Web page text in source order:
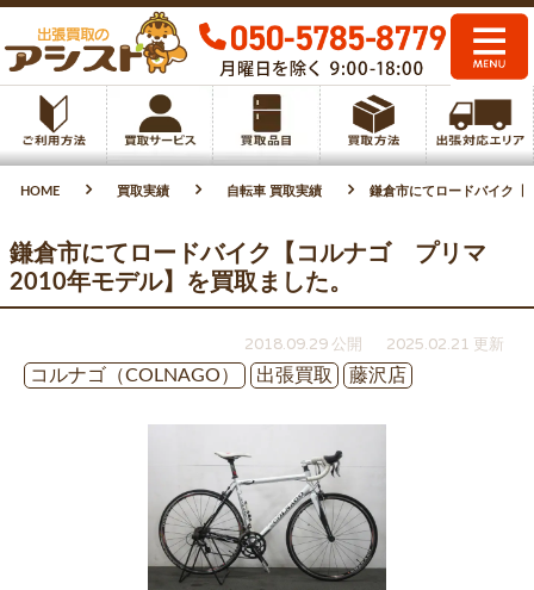
HOME 買取実績 自転車 買取実績 鎌倉市にてロードバイク
鎌倉市にてロードバイク【コルナゴ プリマ
2010年モデル】を買取ました。
2018.09.29 公開
2025.02.21 更新
コルナゴ（COLNAGO）
出張買取 藤沢店